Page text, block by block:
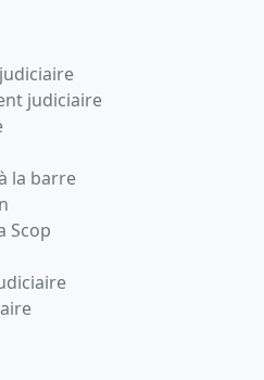
judiciaire
la barre
Scop